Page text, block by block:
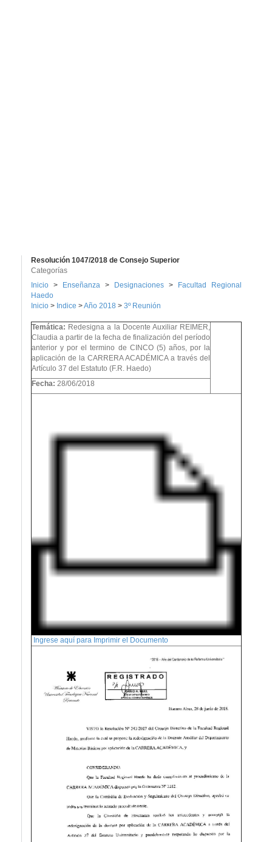
Resolución 1047/2018 de Consejo Superior
Categorías
Inicio > Enseñanza > Designaciones >
Facultad Regional
Haedo
Inicio > Indice >Año 2018 > 3º Reunión
Temática: Redesigna a la Docente Auxiliar REIMER,
Claudia a partir de la fecha de finalización del período
anterior y por el termino de CINCO (5) años, por la
aplicación de la CARRERA ACADÉMICA a través del
Artículo 37 del Estatuto (F.R. Haedo)
Fecha: 28/06/2018
Ingrese aquí para Imprimir el Documento